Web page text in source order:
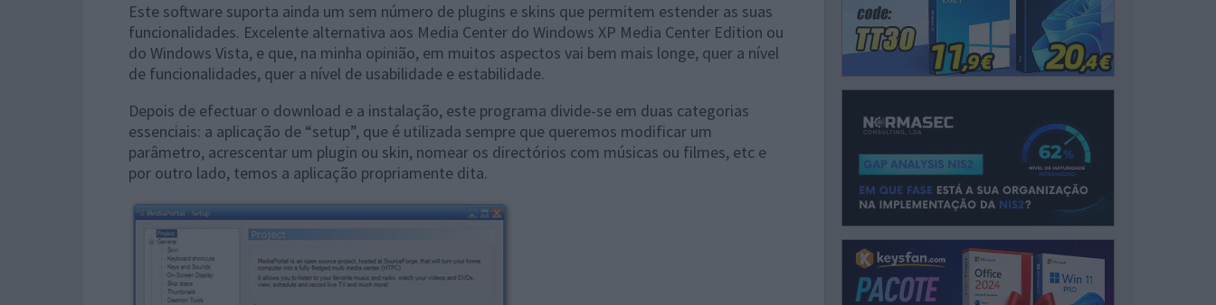
Este software suporta ainda um sem número de plugins e skins que permitem estender as suas
funcionalidades. Excelente alternativa aos Media Center do Windows XP Media Center Edition ou
do Windows Vista, e que, na minha opinião, em muitos aspectos vai bem mais longe, quer a nível
de funcionalidades, quer a nível de usabilidade e estabilidade.
Depois de efectuar o download e a instalação, este programa divide-se em duas categorias
essenciais: a aplicação de “setup”, que é utilizada sempre que queremos modificar um
parâmetro, acrescentar um plugin ou skin, nomear os directórios com músicas ou filmes, etc e
por outro lado, temos a aplicação propriamente dita.